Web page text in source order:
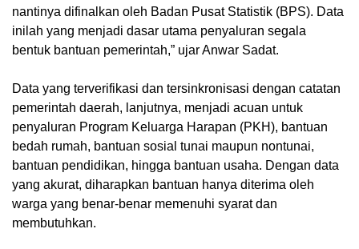
nantinya difinalkan oleh Badan Pusat Statistik (BPS). Data
inilah yang menjadi dasar utama penyaluran segala
bentuk bantuan pemerintah,” ujar Anwar Sadat.
Data yang terverifikasi dan tersinkronisasi dengan catatan
pemerintah daerah, lanjutnya, menjadi acuan untuk
penyaluran Program Keluarga Harapan (PKH), bantuan
bedah rumah, bantuan sosial tunai maupun nontunai,
bantuan pendidikan, hingga bantuan usaha. Dengan data
yang akurat, diharapkan bantuan hanya diterima oleh
warga yang benar-benar memenuhi syarat dan
membutuhkan.